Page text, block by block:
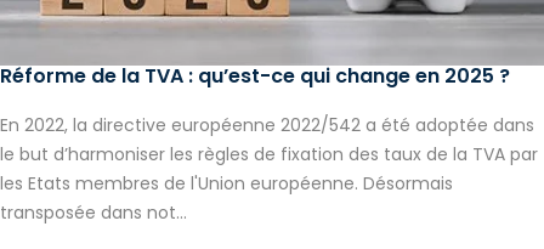
Réforme de la TVA : qu’est-ce qui change en 2025 ?
En 2022, la directive européenne 2022/542 a été adoptée dans
le but d’harmoniser les règles de fixation des taux de la TVA par
les Etats membres de l'Union européenne. Désormais
transposée dans not...